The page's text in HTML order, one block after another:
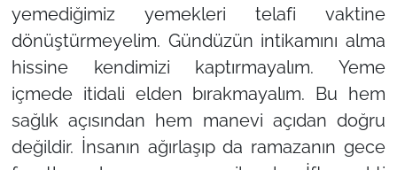
yemediğimiz yemekleri telafi vaktine
dönüştürmeyelim. Gündüzün intikamını alma
hissine kendimizi kaptırmayalım. Yeme
içmede itidali elden bırakmayalım. Bu hem
sağlık açısından hem manevi açıdan doğru
değildir. İnsanın ağırlaşıp da ramazanın gece